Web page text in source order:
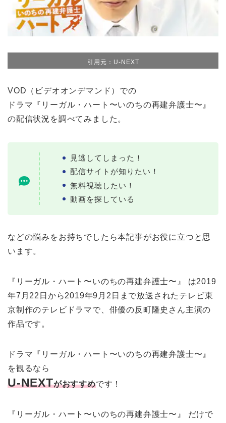
引用元：U-NEXT
VOD（ビデオオンデマンド）での
ドラマ『リーガル・ハート〜いのちの再建弁護士〜』
の配信状況を調べてみました。
見逃してしまった！
配信サイトが知りたい！
無料視聴したい！
動画を探している
などの悩みをお持ちでしたら本記事がお役に立つと思
います。
『リーガル・ハート〜いのちの再建弁護士〜』 は2019
年7月22日から2019年9月2日まで放送されたテレビ東
京制作のテレビドラマで、俳優の反町隆史さん主演の
作品です。
ドラマ『リーガル・ハート〜いのちの再建弁護士〜』
を観るなら
U-NEXTがおすすめです！
『リーガル・ハート〜いのちの再建弁護士〜』 だけで